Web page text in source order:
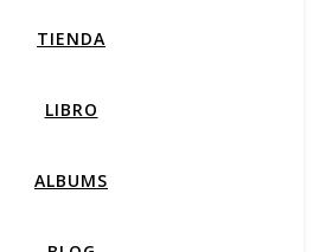
TIENDA
LIBRO
ALBUMS